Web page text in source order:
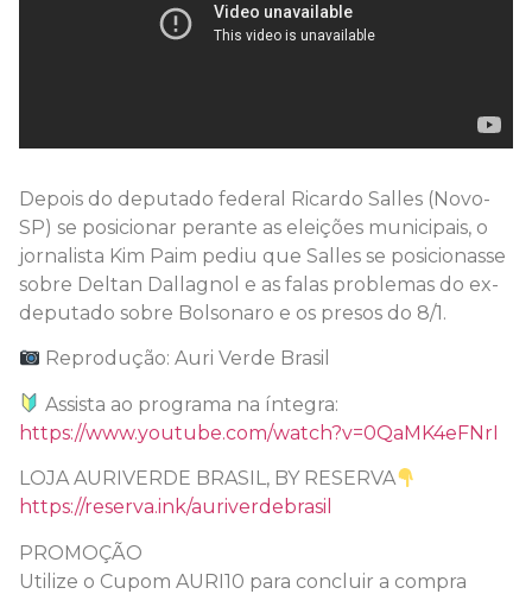
Depois do deputado federal Ricardo Salles (Novo-
SP) se posicionar perante as eleições municipais, o
jornalista Kim Paim pediu que Salles se posicionasse
sobre Deltan Dallagnol e as falas problemas do ex-
deputado sobre Bolsonaro e os presos do 8/1.
Reprodução: Auri Verde Brasil
Assista ao programa na íntegra:
https://www.youtube.com/watch?v=0QaMK4eFNrI
LOJA AURIVERDE BRASIL, BY RESERVA
https://reserva.ink/auriverdebrasil
PROMOÇÃO
Utilize o Cupom AURI10 para concluir a compra